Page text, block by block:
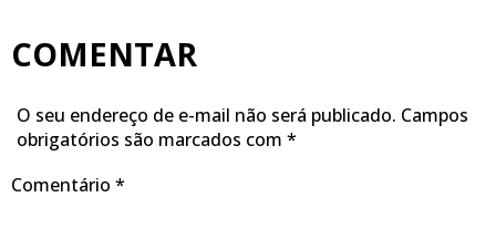
COMENTAR
O seu endereço de e-mail não será publicado. Campos
obrigatórios são marcados com *
Comentário *